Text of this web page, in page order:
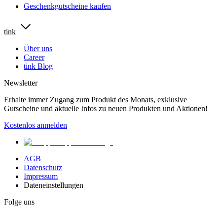
Geschenkgutscheine kaufen
tink
Über uns
Career
tink Blog
Newsletter
Erhalte immer Zugang zum Produkt des Monats, exklusive
Gutscheine und aktuelle Infos zu neuen Produkten und Aktionen!
Kostenlos anmelden
AGB
Datenschutz
Impressum
Dateneinstellungen
Folge uns